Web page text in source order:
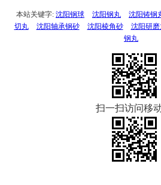
本站关键字: 沈阳钢球 沈阳钢丸 沈阳铸钢
切丸
沈阳轴承钢砂 沈阳棱角砂 沈阳研磨
钢丸
扫一扫访问移